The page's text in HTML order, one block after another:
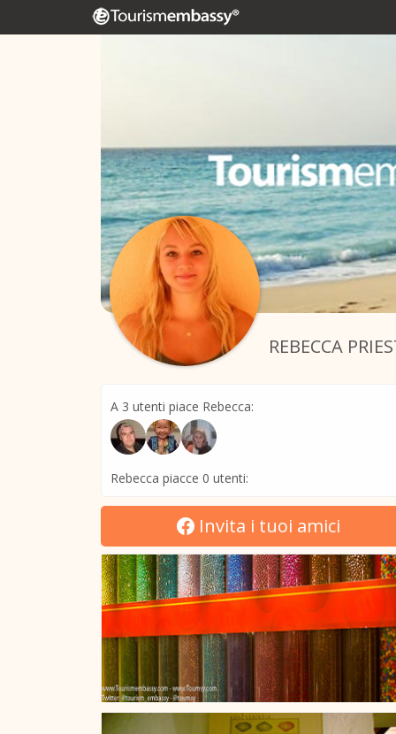
REBECCA
A 3 utenti piace Rebecca:
Rebecca piacce 0 utenti:
Invita i tuoi amici